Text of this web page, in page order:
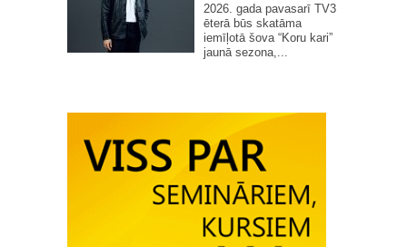
2026. gada pavasarī TV3
ēterā būs skatāma
iemīļotā šova “Koru kari”
jaunā sezona,...